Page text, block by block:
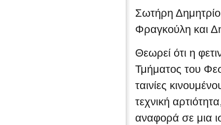
Σωτήρη
Φραγκούλη και
Θεωρεί ότι η
Τμήματος του
ταινίες
τεχνική
αναφορά σε μια